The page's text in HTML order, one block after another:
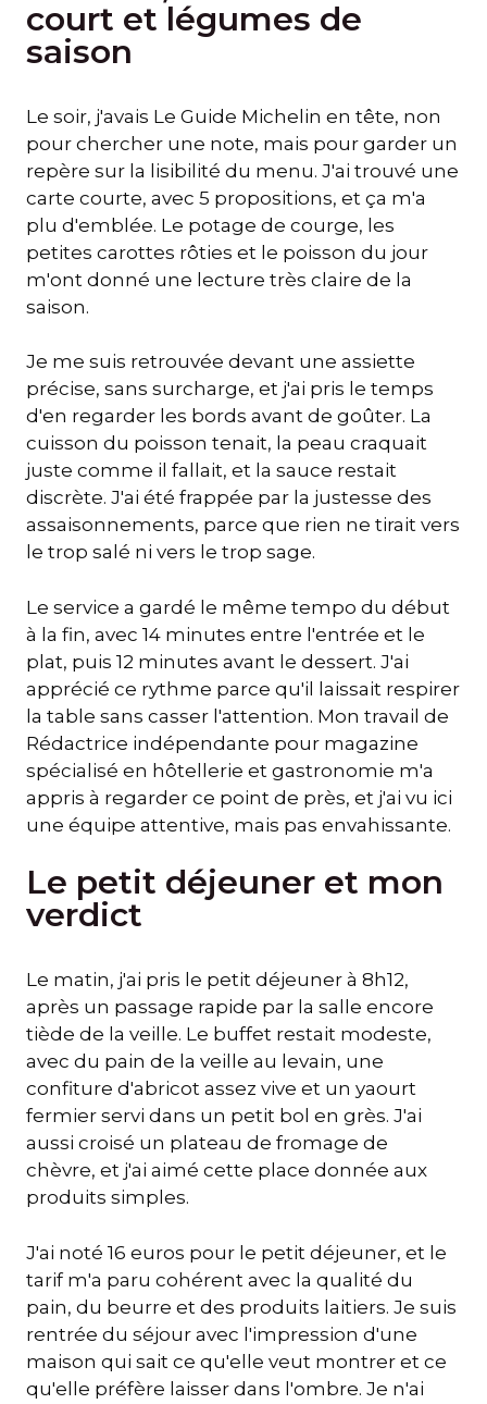
court et légumes de
saison
Le soir, j'avais Le Guide Michelin en tête, non
pour chercher une note, mais pour garder un
repère sur la lisibilité du menu. J'ai trouvé une
carte courte, avec 5 propositions, et ça m'a
plu d'emblée. Le potage de courge, les
petites carottes rôties et le poisson du jour
m'ont donné une lecture très claire de la
saison.
Je me suis retrouvée devant une assiette
précise, sans surcharge, et j'ai pris le temps
d'en regarder les bords avant de goûter. La
cuisson du poisson tenait, la peau craquait
juste comme il fallait, et la sauce restait
discrète. J'ai été frappée par la justesse des
assaisonnements, parce que rien ne tirait vers
le trop salé ni vers le trop sage.
Le service a gardé le même tempo du début
à la fin, avec 14 minutes entre l'entrée et le
plat, puis 12 minutes avant le dessert. J'ai
apprécié ce rythme parce qu'il laissait respirer
la table sans casser l'attention. Mon travail de
Rédactrice indépendante pour magazine
spécialisé en hôtellerie et gastronomie m'a
appris à regarder ce point de près, et j'ai vu ici
une équipe attentive, mais pas envahissante.
Le petit déjeuner et mon
verdict
Le matin, j'ai pris le petit déjeuner à 8h12,
après un passage rapide par la salle encore
tiède de la veille. Le buffet restait modeste,
avec du pain de la veille au levain, une
confiture d'abricot assez vive et un yaourt
fermier servi dans un petit bol en grès. J'ai
aussi croisé un plateau de fromage de
chèvre, et j'ai aimé cette place donnée aux
produits simples.
J'ai noté 16 euros pour le petit déjeuner, et le
tarif m'a paru cohérent avec la qualité du
pain, du beurre et des produits laitiers. Je suis
rentrée du séjour avec l'impression d'une
maison qui sait ce qu'elle veut montrer et ce
qu'elle préfère laisser dans l'ombre. Je n'ai